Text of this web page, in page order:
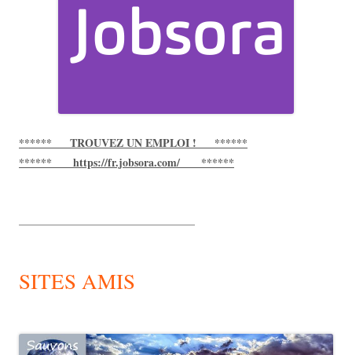
****** TROUVEZ UN EMPLOI ! ******
****** https://fr.jobsora.com/ ******
SITES AMIS